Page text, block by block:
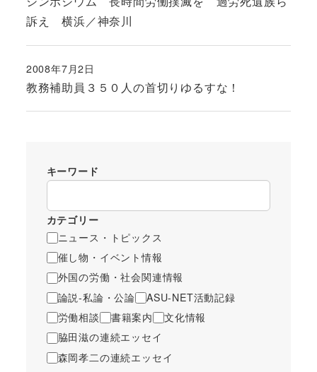
訴え 横浜／神奈川
教務補助員３５０人の首切りゆるすな！
投稿日
2008年7月2日
キーワード
カテゴリー
ニュース・トピックス
催し物・イベント情報
外国の労働・社会関連情報
論説-私論・公論
ASU-NET活動記録
労働相談
書籍案内
文化情報
脇田滋の連続エッセイ
森岡孝二の連続エッセイ